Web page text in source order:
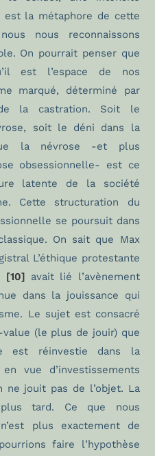
est la métaphore de cette
nous reconnaissons
On pourrait penser que
est l’espace de nos
marqué, déterminé par
la castration. Soit le
soit le déni dans la
la névrose -et plus
obsessionnelle- est ce
latente de la société
Cette structuration du
se poursuit dans
On sait que Max
L’éthique protestante
[10] avait lié l’avènement
dans la jouissance qui
Le sujet est consacré
(le plus de jouir) que
est réinvestie dans la
vue d’investissements
ne jouit pas de l’objet. La
plus tard. Ce que nous
plus exactement de
faire l’hypothèse